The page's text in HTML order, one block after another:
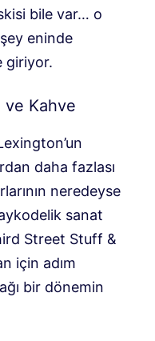
bile var… o
şey eninde
giriyor.
ve Kahve
daha fazlası
neredeyse
sanat
Street Stuff &
için adım
bir dönemin